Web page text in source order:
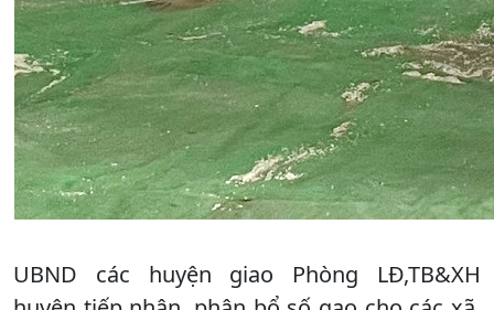
UBND các huyện giao Phòng LĐ,TB&XH